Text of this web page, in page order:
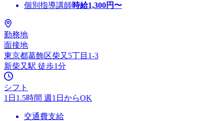
個別指導講師時給1,300円〜
勤務地
面接地
東京都葛飾区柴又5丁目1-3
新柴又駅 徒歩1分
シフト
1日1.5時間 週1日からOK
交通費支給